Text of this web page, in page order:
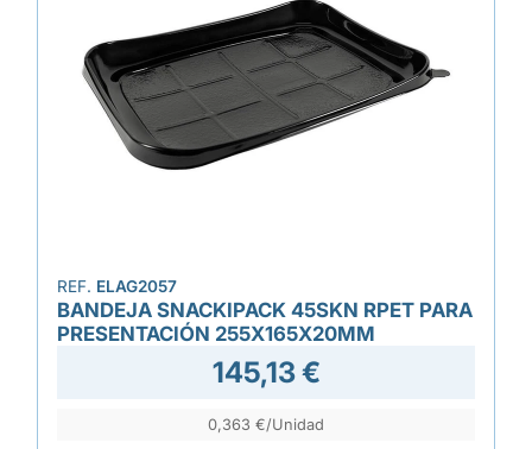
REF. ELAG2057
BANDEJA SNACKIPACK 45SKN RPET PARA
PRESENTACIÓN 255X165X20MM
145,13 €
0,363 €/Unidad